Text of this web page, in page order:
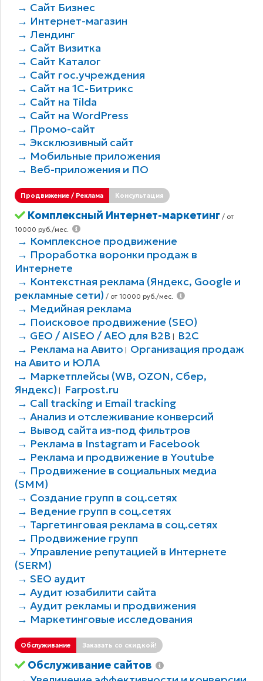
→ Сайт Бизнес
→ Интернет-магазин
→ Лендинг
→ Сайт Визитка
→ Сайт Каталог
→ Сайт гос.учреждения
→ Сайт на 1С-Битрикс
→ Сайт на Tilda
→ Сайт на WordPress
→ Промо-сайт
→ Эксклюзивный сайт
→ Мобильные приложения
→ Веб-приложения и ПО
Продвижение / Реклама Консультация
Комплексный Интернет-маркетинг/ от
10000 руб./мес.
→ Комплексное продвижение
→ Проработка воронки продаж в
Интернете
→ Контекстная реклама (Яндекс, Google и
рекламные сети) / от 10000 руб./мес.
→ Медийная реклама
→ Поисковое продвижение (SEO)
→ GEO / AISEO / AEO для B2В
B2C
→ Реклама на Авито
Организация продаж
на Авито и ЮЛА
→ Маркетплейсы (WB, OZON, Сбер,
Яндекс)
Farpost.ru
→ Call tracking и Email tracking
→ Анализ и отслеживание конверсий
→ Вывод сайта из-под фильтров
→ Реклама в Instagram и Facebook
→ Реклама и продвижение в Youtube
→ Продвижение в социальных медиа
(SMM)
→ Создание групп в соц.сетях
→ Ведение групп в соц.сетях
→ Таргетинговая реклама в соц.сетях
→ Продвижение групп
→ Управление репутацией в Интернете
(SERM)
→ SEO аудит
→ Аудит юзабилити сайта
→ Аудит рекламы и продвижения
→ Маркетинговые исследования
Обслуживание Заказать со скидкой!
Обслуживание сайтов